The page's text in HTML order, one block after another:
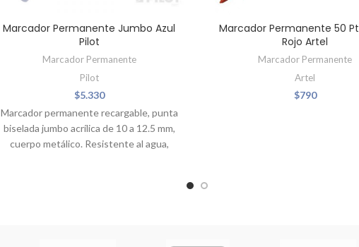
Marcador Permanente Jumbo Azul
Pilot
Marcador Permanente
Pilot
$5.330
Marcador permanente recargable, punta
biselada jumbo acrílica de 10 a 12.5 mm,
cuerpo metálico. Resistente al agua,
Marcador Permanente 50
Rojo Artel
Marcador Permanente
Artel
$790